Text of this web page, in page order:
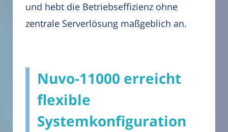
und hebt die Betriebseffizienz ohne
zentrale Serverlösung maßgeblich an.
Nuvo-11000 erreicht
flexible
Systemkonfiguration